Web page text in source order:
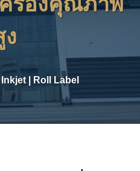
ง
Inkjet| Roll Label